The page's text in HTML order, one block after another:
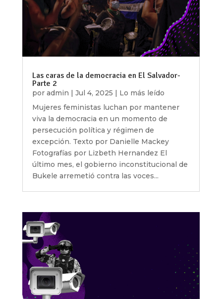
Las caras de la democracia en El Salvador-
Parte 2
por admin | Jul 4, 2025 | Lo más leído
Mujeres feministas luchan por mantener
viva la democracia en un momento de
persecución política y régimen de
excepción. Texto por Danielle Mackey
Fotografías por Lizbeth Hernandez El
último mes, el gobierno inconstitucional de
Bukele arremetió contra las voces...